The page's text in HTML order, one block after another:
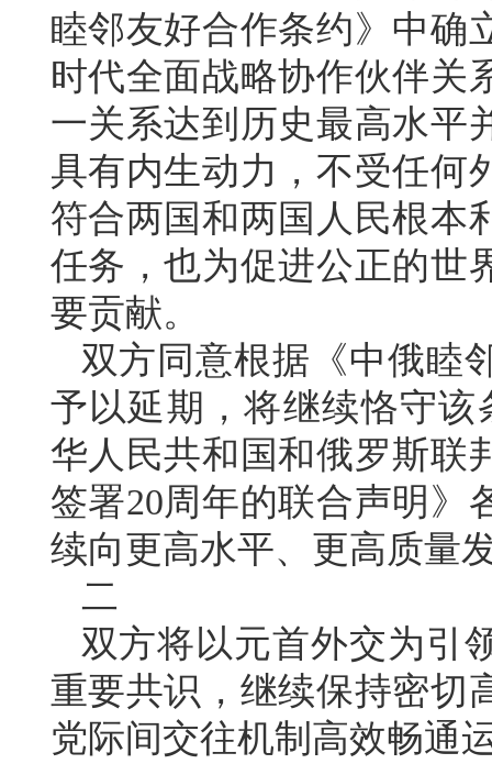
睦邻友好合作条约》中确
时代全面战略协作伙伴关
一关系达到历史最高水平
具有内生动力，不受任何
符合两国和两国人民根本
任务，也为促进公正的世
要贡献。
双方同意根据《中俄睦
予以延期，将继续恪守该
华人民共和国和俄罗斯联
签署20周年的联合声明》
续向更高水平、更高质量
二
双方将以元首外交为引
重要共识，继续保持密切
党际间交往机制高效畅通